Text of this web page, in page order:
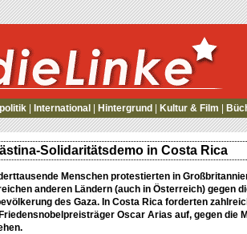
International Hintergrund Kultur & Film
Solidaritätsdemo in Costa Rica
Menschen protestierten in
anderen Ländern (auch in Österreich) gegen
des Gaza. In Costa Rica forderten
Oscar Arias auf, gegen die